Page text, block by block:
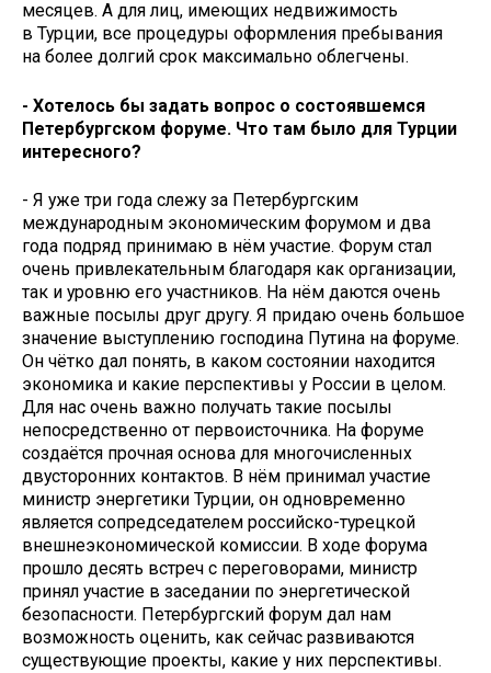
месяцев. А для лиц, имеющих недвижимость
в Турции, все процедуры оформления пребывания
на более долгий срок максимально облегчены.
- Хотелось бы задать вопрос о состоявшемся
Петербургском форуме. Что там было для Турции
интересного?
- Я уже три года слежу за Петербургским
международным экономическим форумом и два
года подряд принимаю в нём участие. Форум стал
очень привлекательным благодаря как организации,
так и уровню его участников. На нём даются очень
важные посылы друг другу. Я придаю очень большое
значение выступлению господина Путина на форуме.
Он чётко дал понять, в каком состоянии находится
экономика и какие перспективы у России в целом.
Для нас очень важно получать такие посылы
непосредственно от перво­источника. На форуме
создаётся прочная основа для многочисленных
двусторонних контактов. В нём принимал участие
министр энергетики Турции, он одновременно
является сопредседателем российско-турецкой
внешнеэкономической комиссии. В ходе форума
прошло десять встреч с переговорами, министр
принял участие в заседании по энергетической
безопасности. Петербургский форум дал нам
возможность оценить, как сейчас развиваются
существующие проекты, какие у них перспективы.